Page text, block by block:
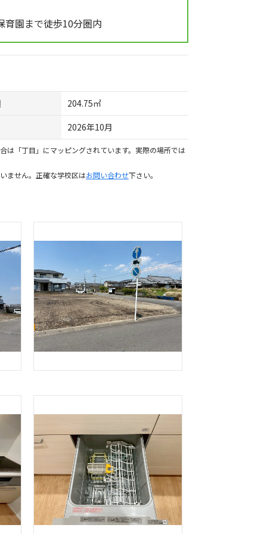
園まで徒歩10分圏内
204.75㎡
2026年10月
「丁目」にマッピングされています。実際の場所では
ません。正確な学校区はお問い合わせ下さい。